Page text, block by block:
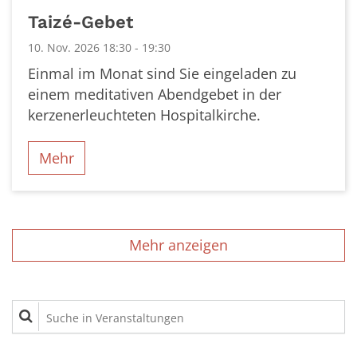
Taizé-Gebet
10. Nov. 2026 18:30 - 19:30
Einmal im Monat sind Sie eingeladen zu
einem meditativen Abendgebet in der
kerzenerleuchteten Hospitalkirche.
Mehr
Mehr anzeigen
Suche in Veranstaltungen